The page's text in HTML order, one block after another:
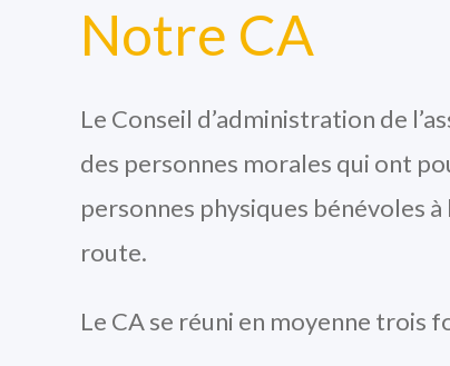
Notre CA
Le Conseil d’administration de
des personnes morales qui ont
personnes physiques bénévoles
route.
Le CA se réuni en moyenne trois